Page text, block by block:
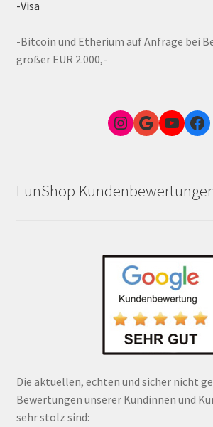
-Visa
-Bitcoin und Etherium auf Anfrage bei
größer EUR 2.000,-
Instagram
Google Link zum FunShop Wien
FunShop
Die aktuellen, echten und sicher nicht
Bewertungen unserer Kundinnen und
sehr stolz sind: